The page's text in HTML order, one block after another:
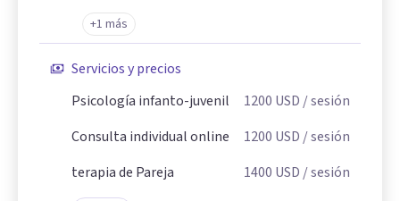
+1 más
Servicios y precios
Psicología infanto-juvenil
1200 USD / sesión
Consulta individual online
1200 USD / sesión
terapia de Pareja
1400 USD / sesión